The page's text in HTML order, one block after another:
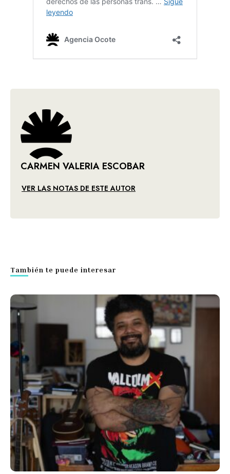
CARMEN VALERIA ESCOBAR
VER LAS NOTAS DE ESTE AUTOR
También te puede interesar